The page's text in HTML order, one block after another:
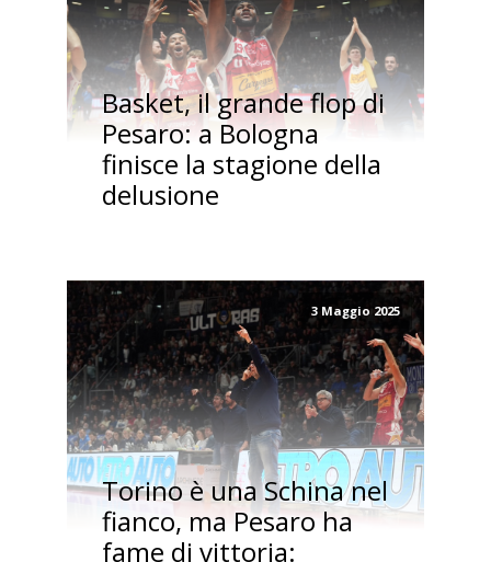
Basket, il grande flop di
Pesaro: a Bologna
finisce la stagione della
delusione
3 Maggio 2025
Torino è una Schina nel
fianco, ma Pesaro ha
fame di vittoria: